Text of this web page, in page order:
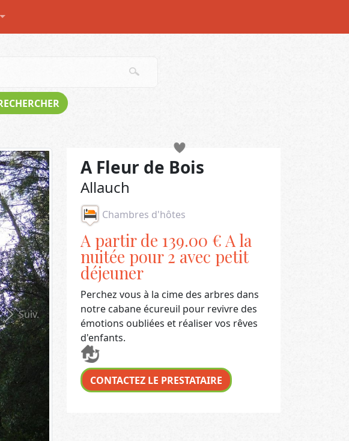
Suiv.
A Fleur de Bois
Allauch
Chambres d'hôtes
A partir de 139.00 € A la
nuitée pour 2 avec petit
déjeuner
Perchez vous à la cime des arbres dans
notre cabane écureuil pour revivre des
émotions oubliées et réaliser vos rêves
d'enfants.
CONTACTEZ LE PRESTATAIRE